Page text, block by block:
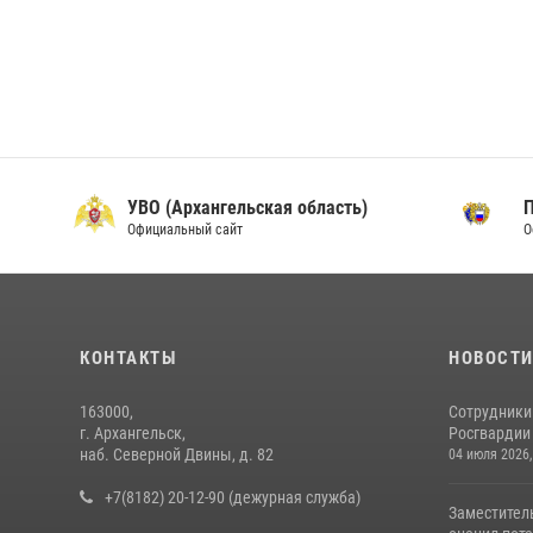
УВО (Архангельская область)
Официальный сайт
КОНТАКТЫ
163000,
г. Архангельск,
наб. Северной Двины, д. 82
+7(8182) 20-12-90 (дежурная служба)
НОВОСТИ
04 июля